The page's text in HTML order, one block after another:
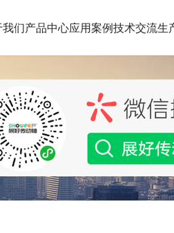
我们产品中心应用案例技术交流生